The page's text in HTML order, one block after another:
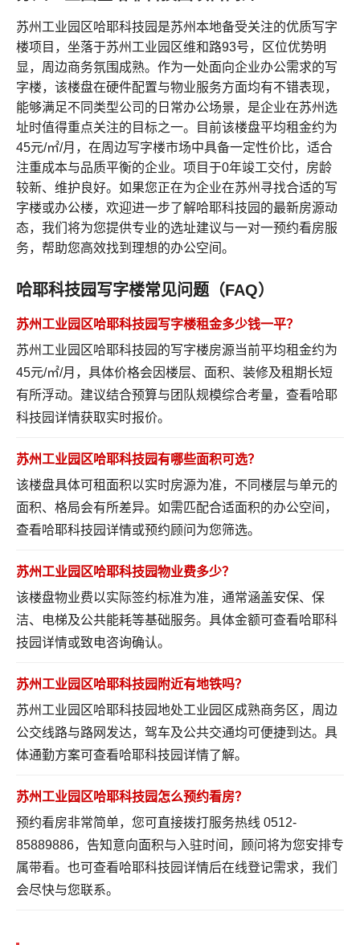
苏州工业园区哈耶科技园是苏州本地备受关注的优质写字
楼项目，坐落于苏州工业园区维和路93号，区位优势明
显，周边商务氛围成熟。作为一处面向企业办公需求的写
字楼，该楼盘在硬件配置与物业服务方面均有不错表现，
能够满足不同类型公司的日常办公场景，是企业在苏州选
址时值得重点关注的目标之一。目前该楼盘平均租金约为
45元/㎡/月，在周边写字楼市场中具备一定性价比，适合
注重成本与品质平衡的企业。项目于0年竣工交付，房龄
较新、维护良好。如果您正在为企业在苏州寻找合适的写
字楼或办公楼，欢迎进一步了解哈耶科技园的最新房源动
态，我们将为您提供专业的选址建议与一对一预约看房服
务，帮助您高效找到理想的办公空间。
哈耶科技园写字楼常见问题（FAQ）
苏州工业园区哈耶科技园写字楼租金多少钱一平？
苏州工业园区哈耶科技园的写字楼房源当前平均租金约为
45元/㎡/月，具体价格会因楼层、面积、装修及租期长短
有所浮动。建议结合预算与团队规模综合考量， 查看哈耶
科技园详情获取实时报价。
苏州工业园区哈耶科技园有哪些面积可选？
该楼盘具体可租面积以实时房源为准，不同楼层与单元的
面积、格局会有所差异。如需匹配合适面积的办公空间，
查看哈耶科技园详情或预约顾问为您筛选。
苏州工业园区哈耶科技园物业费多少？
该楼盘物业费以实际签约标准为准，通常涵盖安保、保
洁、电梯及公共能耗等基础服务。具体金额可查看哈耶科
技园详情或致电咨询确认。
苏州工业园区哈耶科技园附近有地铁吗？
苏州工业园区哈耶科技园地处工业园区成熟商务区，周边
公交线路与路网发达，驾车及公共交通均可便捷到达。具
体通勤方案可查看哈耶科技园详情了解。
苏州工业园区哈耶科技园怎么预约看房？
预约看房非常简单，您可直接拨打服务热线 0512-
85889886，告知意向面积与入驻时间，顾问将为您安排专
属带看。也可查看哈耶科技园详情后在线登记需求，我们
会尽快与您联系。